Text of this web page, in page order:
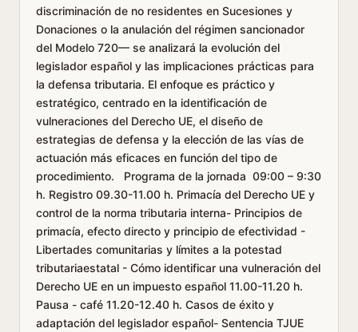
discriminación de no residentes en Sucesiones y
Donaciones o la anulación del régimen sancionador
del Modelo 720— se analizará la evolución del
legislador español y las implicaciones prácticas para
la defensa tributaria. El enfoque es práctico y
estratégico, centrado en la identificación de
vulneraciones del Derecho UE, el diseño de
estrategias de defensa y la elección de las vías de
actuación más eficaces en función del tipo de
procedimiento. Programa de la jornada 09:00 – 9:30
h. Registro 09.30-11.00 h. Primacía del Derecho UE y
control de la norma tributaria interna- Principios de
primacía, efecto directo y principio de efectividad -
Libertades comunitarias y límites a la potestad
tributariaestatal - Cómo identificar una vulneración del
Derecho UE en un impuesto español 11.00-11.20 h.
Pausa - café 11.20-12.40 h. Casos de éxito y
adaptación del legislador español- Sentencia TJUE